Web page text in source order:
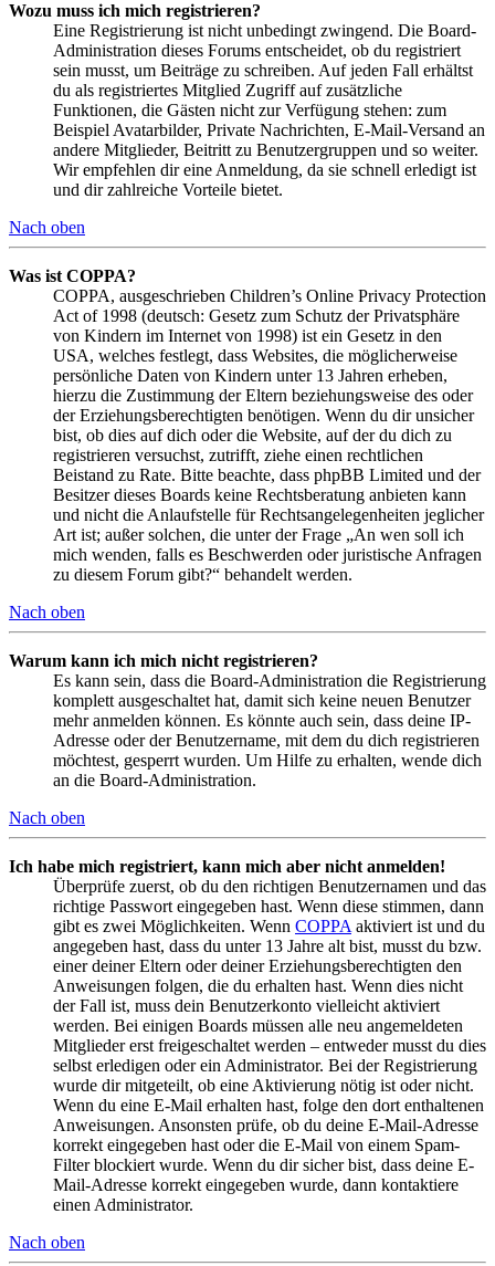
Wozu muss ich mich registrieren?
Eine Registrierung ist nicht unbedingt zwingend. Die Board-
Administration dieses Forums entscheidet, ob du registriert
sein musst, um Beiträge zu schreiben. Auf jeden Fall erhältst
du als registriertes Mitglied Zugriff auf zusätzliche
Funktionen, die Gästen nicht zur Verfügung stehen: zum
Beispiel Avatarbilder, Private Nachrichten, E-Mail-Versand an
andere Mitglieder, Beitritt zu Benutzergruppen und so weiter.
Wir empfehlen dir eine Anmeldung, da sie schnell erledigt ist
und dir zahlreiche Vorteile bietet.
Nach oben
Was ist COPPA?
COPPA, ausgeschrieben Children’s Online Privacy Protection
Act of 1998 (deutsch: Gesetz zum Schutz der Privatsphäre
von Kindern im Internet von 1998) ist ein Gesetz in den
USA, welches festlegt, dass Websites, die möglicherweise
persönliche Daten von Kindern unter 13 Jahren erheben,
hierzu die Zustimmung der Eltern beziehungsweise des oder
der Erziehungsberechtigten benötigen. Wenn du dir unsicher
bist, ob dies auf dich oder die Website, auf der du dich zu
registrieren versuchst, zutrifft, ziehe einen rechtlichen
Beistand zu Rate. Bitte beachte, dass phpBB Limited und der
Besitzer dieses Boards keine Rechtsberatung anbieten kann
und nicht die Anlaufstelle für Rechtsangelegenheiten jeglicher
Art ist; außer solchen, die unter der Frage „An wen soll ich
mich wenden, falls es Beschwerden oder juristische Anfragen
zu diesem Forum gibt?“ behandelt werden.
Nach oben
Warum kann ich mich nicht registrieren?
Es kann sein, dass die Board-Administration die Registrierung
komplett ausgeschaltet hat, damit sich keine neuen Benutzer
mehr anmelden können. Es könnte auch sein, dass deine IP-
Adresse oder der Benutzername, mit dem du dich registrieren
möchtest, gesperrt wurden. Um Hilfe zu erhalten, wende dich
an die Board-Administration.
Nach oben
Ich habe mich registriert, kann mich aber nicht anmelden!
Überprüfe zuerst, ob du den richtigen Benutzernamen und das
richtige Passwort eingegeben hast. Wenn diese stimmen, dann
gibt es zwei Möglichkeiten. Wenn COPPA aktiviert ist und du
angegeben hast, dass du unter 13 Jahre alt bist, musst du bzw.
einer deiner Eltern oder deiner Erziehungsberechtigten den
Anweisungen folgen, die du erhalten hast. Wenn dies nicht
der Fall ist, muss dein Benutzerkonto vielleicht aktiviert
werden. Bei einigen Boards müssen alle neu angemeldeten
Mitglieder erst freigeschaltet werden – entweder musst du dies
selbst erledigen oder ein Administrator. Bei der Registrierung
wurde dir mitgeteilt, ob eine Aktivierung nötig ist oder nicht.
Wenn du eine E-Mail erhalten hast, folge den dort enthaltenen
Anweisungen. Ansonsten prüfe, ob du deine E-Mail-Adresse
korrekt eingegeben hast oder die E-Mail von einem Spam-
Filter blockiert wurde. Wenn du dir sicher bist, dass deine E-
Mail-Adresse korrekt eingegeben wurde, dann kontaktiere
einen Administrator.
Nach oben